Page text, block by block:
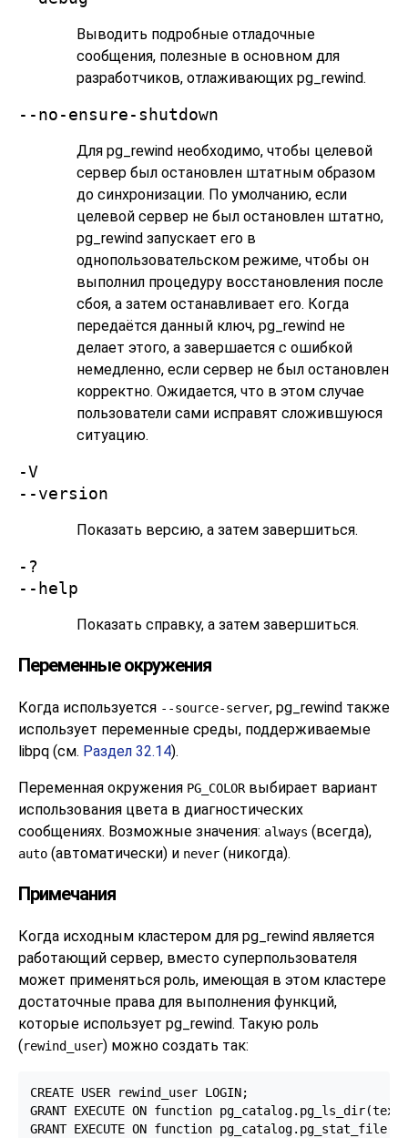
Выводить подробные отладочные
сообщения, полезные в основном для
разработчиков, отлаживающих pg_rewind.
--no-ensure-shutdown
Для pg_rewind необходимо, чтобы целевой
сервер был остановлен штатным образом
до синхронизации. По умолчанию, если
целевой сервер не был остановлен штатно,
pg_rewind запускает его в
однопользовательском режиме, чтобы он
выполнил процедуру восстановления после
сбоя, а затем останавливает его. Когда
передаётся данный ключ, pg_rewind не
делает этого, а завершается с ошибкой
немедленно, если сервер не был остановлен
корректно. Ожидается, что в этом случае
пользователи сами исправят сложившуюся
ситуацию.
-V
--version
Показать версию, а затем завершиться.
-?
--help
Показать справку, а затем завершиться.
Переменные окружения
Когда используется --source-server, pg_rewind также
использует переменные среды, поддерживаемые
libpq (см. Раздел 32.14).
Переменная окружения PG_COLORвыбирает вариант
использования цвета в диагностических
сообщениях. Возможные значения: always (всегда),
auto (автоматически) и never (никогда).
Примечания
Когда исходным кластером для pg_rewind является
работающий сервер, вместо суперпользователя
может применяться роль, имеющая в этом кластере
достаточные права для выполнения функций,
которые использует pg_rewind. Такую роль
(rewind_user) можно создать так:
CREATE USER rewind_user LOGIN;
GRANT EXECUTE ON function
GRANT EXECUTE ON function